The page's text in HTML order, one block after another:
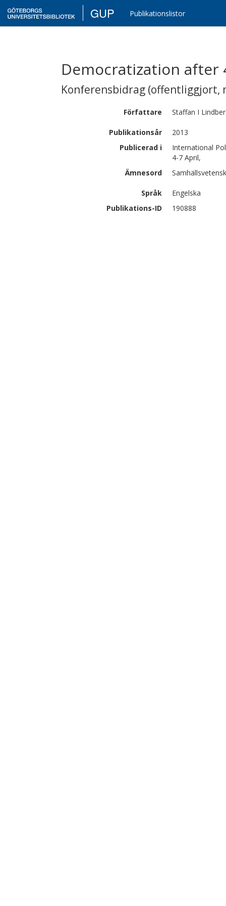
GUP Publikationslistor
Democratization after
Konferensbidrag (offentliggjort,
Författare Staffan I
Publikationsår
2013
Publicerad i
International
4-7 April,
Ämnesord
Språk
Engelska
Publikations-ID
190888